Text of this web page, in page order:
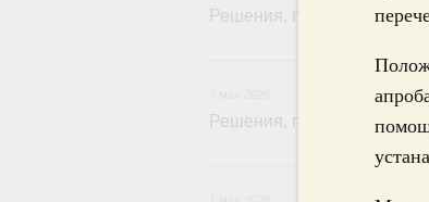
Решения, принятые на
Решения, принятые на